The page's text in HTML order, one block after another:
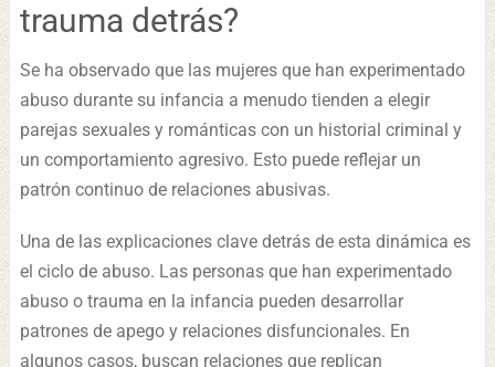
trauma detrás?
Se ha observado que las mujeres que han experimentado
abuso durante su infancia a menudo tienden a elegir
parejas sexuales y románticas con un historial criminal y
un comportamiento agresivo. Esto puede reflejar un
patrón continuo de relaciones abusivas.
Una de las explicaciones clave detrás de esta dinámica es
el ciclo de abuso. Las personas que han experimentado
abuso o trauma en la infancia pueden desarrollar
patrones de apego y relaciones disfuncionales. En
algunos casos, buscan relaciones que replican